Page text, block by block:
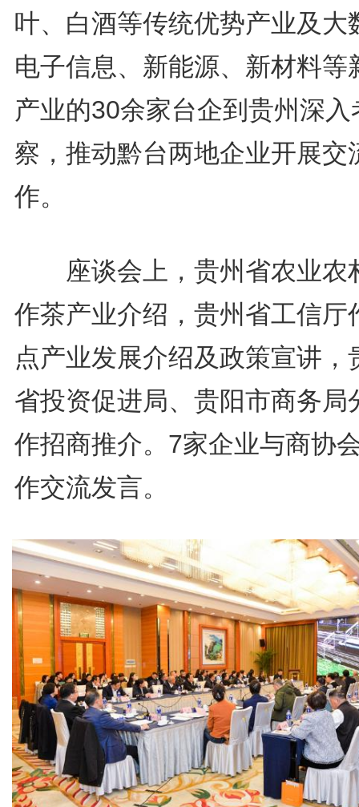
叶、白酒等传统优势产业及大
电子信息、新能源、新材料等
产业的30余家台企到贵州深入
察，推动黔台两地企业开展交
作。
座谈会上，贵州省农业农
作茶产业介绍，贵州省工信厅
点产业发展介绍及政策宣讲，
省投资促进局、贵阳市商务局
作招商推介。7家企业与商协
作交流发言。